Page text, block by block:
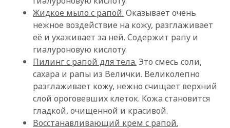
Жидкое мыло с рапой. Оказывает очень
нежное воздействие на кожу, разглаживает
её и ухаживает за ней. Содержит рапу и
гиалуроновую кислоту.
Пилинг с рапой для тела. Это смесь соли,
сахара и рапы из Велички. Великолепно
разглаживает кожу, нежно счищает верхний
слой ороговевших клеток. Кожа становится
гладкой, очищенной и красивой.
Восстанавливающий крем с рапой.